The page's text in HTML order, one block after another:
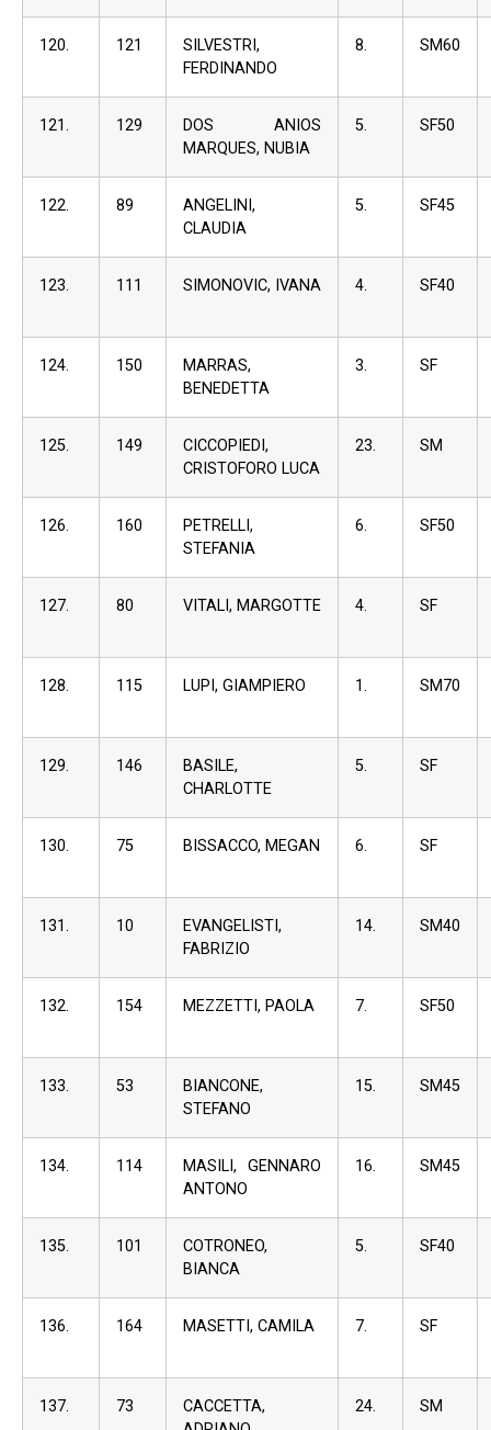
120. 121
SILVESTRI,
FERDINANDO
8. SM60
121. 129
DOS ANIOS
MARQUES, NUBIA
5. SF50
122. 89
ANGELINI,
CLAUDIA
5. SF45
123. 111 SIMONOVIC, IVANA 4. SF40
124. 150
MARRAS,
BENEDETTA
3. SF
125. 149
CICCOPIEDI,
CRISTOFORO LUCA
23. SM
126. 160
PETRELLI,
STEFANIA
6. SF50
127. 80 VITALI, MARGOTTE 4. SF
128. 115 LUPI, GIAMPIERO 1. SM70
129. 146
BASILE,
CHARLOTTE
5. SF
130. 75 BISSACCO, MEGAN 6. SF
131. 10
EVANGELISTI,
FABRIZIO
14. SM40
132. 154 MEZZETTI, PAOLA 7. SF50
133. 53
BIANCONE,
STEFANO
15. SM45
134. 114
MASILI, GENNARO
ANTONO
16. SM45
135. 101
COTRONEO,
BIANCA
5. SF40
136. 164 MASETTI, CAMILA 7. SF
137. 73
CACCETTA,
24. SM